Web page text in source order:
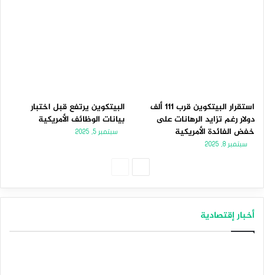
استقرار البيتكوين قرب 111 ألف
دولار رغم تزايد الرهانات على
خفض الفائدة الأمريكية
سبتمبر 8, 2025
البيتكوين يرتفع قبل اختبار
بيانات الوظائف الأمريكية
سبتمبر 5, 2025
أخبار إقتصادية